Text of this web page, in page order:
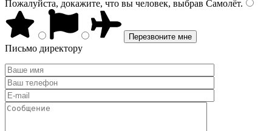
Пожалуйста, докажите, что вы человек, выбрав Самолёт.
Письмо директору